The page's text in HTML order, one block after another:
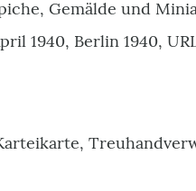
Gemälde und
1940, Berlin 1940,